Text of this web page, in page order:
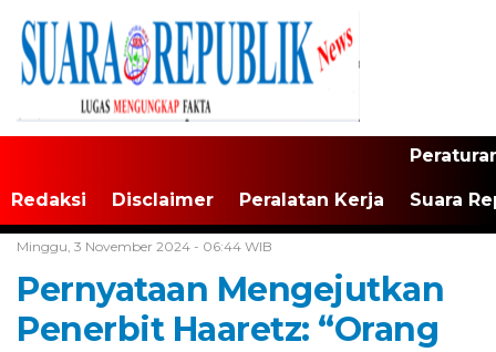
Redaksi Disclaimer Peralatan Kerja Suara
Minggu, 3 November 2024 - 06:44 WIB
Pernyataan Mengejutkan
Penerbit Haaretz: “Orang